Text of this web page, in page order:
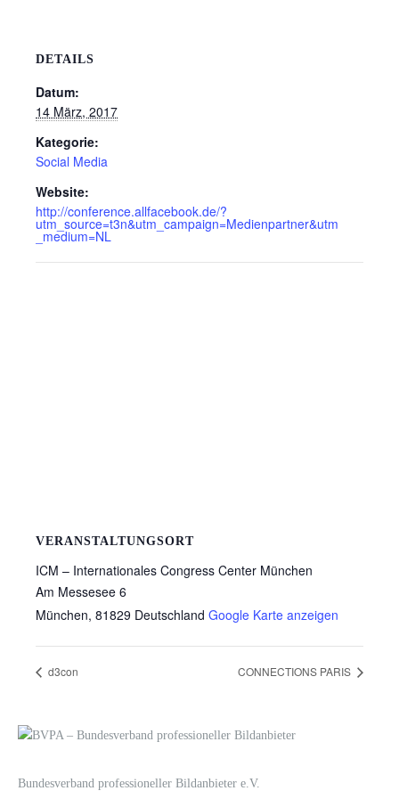
DETAILS
Datum:
14 März, 2017
Kategorie:
Social Media
Website:
http://conference.allfacebook.de/?
utm_source=t3n&utm_campaign=Medienpartner&utm
_medium=NL
VERANSTALTUNGSORT
ICM – Internationales Congress Center München
Am Messesee 6
München, 81829 Deutschland Google Karte anzeigen
d3con CONNECTIONS PARIS
Bundesverband professioneller Bildanbieter e.V.